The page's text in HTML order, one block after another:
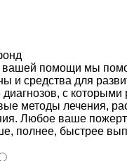
вашей помощи мы
и средства для
диагнозов, с которыми
методы лечения,
Любое ваше
полнее, быстрее